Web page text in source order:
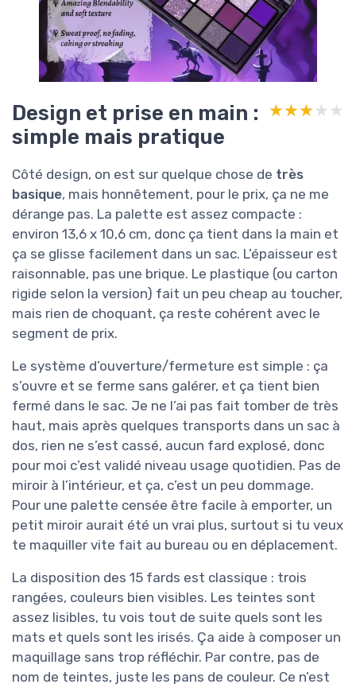
Design et prise en main :
simple mais pratique
★★★★★
★★★★★
Côté design, on est sur quelque chose de très
basique, mais honnêtement, pour le prix, ça ne me
dérange pas. La palette est assez compacte :
environ 13,6 x 10,6 cm, donc ça tient dans la main et
ça se glisse facilement dans un sac. L’épaisseur est
raisonnable, pas une brique. Le plastique (ou carton
rigide selon la version) fait un peu cheap au toucher,
mais rien de choquant, ça reste cohérent avec le
segment de prix.
Le système d’ouverture/fermeture est simple : ça
s’ouvre et se ferme sans galérer, et ça tient bien
fermé dans le sac. Je ne l’ai pas fait tomber de très
haut, mais après quelques transports dans un sac à
dos, rien ne s’est cassé, aucun fard explosé, donc
pour moi c’est validé niveau usage quotidien. Pas de
miroir à l’intérieur, et ça, c’est un peu dommage.
Pour une palette censée être facile à emporter, un
petit miroir aurait été un vrai plus, surtout si tu veux
te maquiller vite fait au bureau ou en déplacement.
La disposition des 15 fards est classique : trois
rangées, couleurs bien visibles. Les teintes sont
assez lisibles, tu vois tout de suite quels sont les
mats et quels sont les irisés. Ça aide à composer un
maquillage sans trop réfléchir. Par contre, pas de
nom de teintes, juste les pans de couleur. Ce n’est